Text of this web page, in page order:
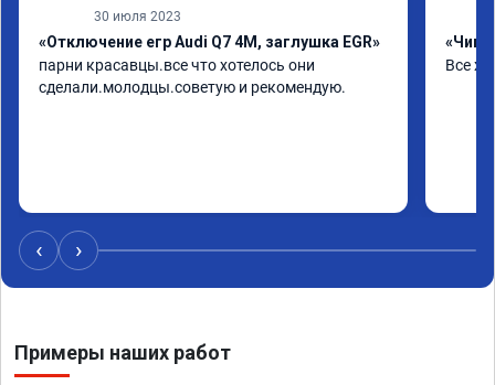
30 июля 2023
«Отключение егр Audi Q7 4M, заглушка EGR»
парни красавцы.все что хотелось они
сделали.молодцы.советую и рекомендую.
«Чип
Все
‹ ›
Примеры наших работ